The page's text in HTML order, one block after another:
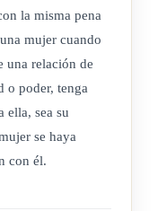
contexto o con
sea matrimonial,
de no convivencia,
divorcio, separación
un delito
la misma pena
mujer cuando
una relación de
o poder, tenga
ella, sea su
se haya
con él.